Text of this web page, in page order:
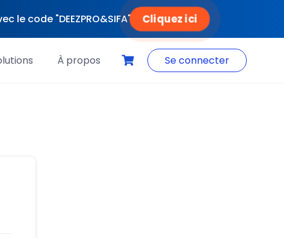
le code "DEEZPRO&SIFA" Cliquez ici
À propos Se connecter